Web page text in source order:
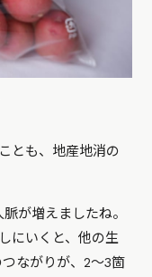
とも、地産地消の
が増えましたね。
にいくと、他の生
ながりが、2〜3箇